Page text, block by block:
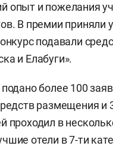
опыт и пожелания
В премии приняли
подавали
и Елабуги».
более 100
размещения и
проходил в
отели в 7-ти